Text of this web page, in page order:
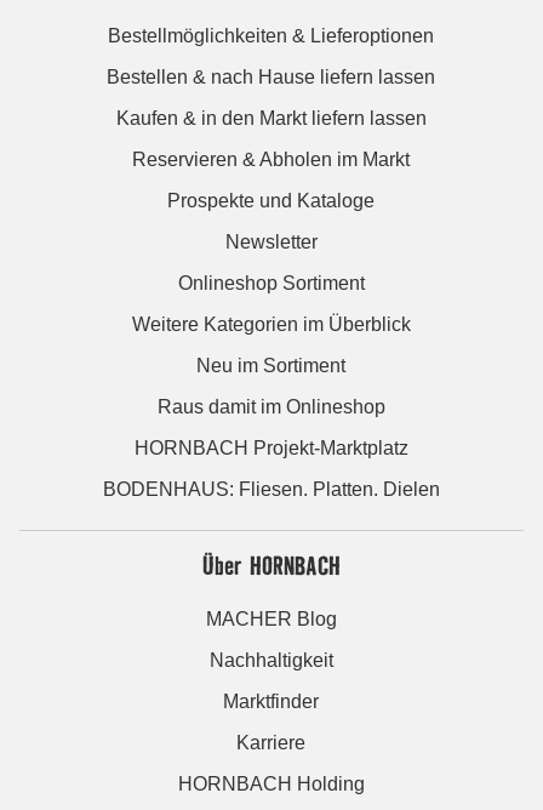
Bestellmöglichkeiten & Lieferoptionen
Bestellen & nach Hause liefern lassen
Kaufen & in den Markt liefern lassen
Reservieren & Abholen im Markt
Prospekte und Kataloge
Newsletter
Onlineshop Sortiment
Weitere Kategorien im Überblick
Neu im Sortiment
Raus damit im Onlineshop
HORNBACH Projekt-Marktplatz
BODENHAUS: Fliesen. Platten. Dielen
Über HORNBACH
MACHER Blog
Nachhaltigkeit
Marktfinder
Karriere
HORNBACH Holding